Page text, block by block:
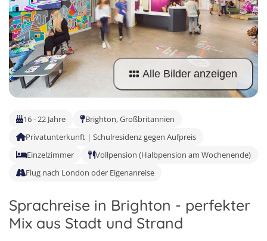
Skilager
Snowboard-Lager
Waadt
Wallis
Zürich
Englisch Sprachferien Malta
Italienisch Sprachferien Italien
Sprachferien in Österreich
Österreich
Holland
USA
5
Alle Bilder anzeigen
16 - 22 Jahre
Brighton, Großbritannien
Privatunterkunft | Schulresidenz gegen Aufpreis
Einzelzimmer
Vollpension (Halbpension am Wochenende)
Flug nach London oder Eigenanreise
Sprachreise in Brighton - perfekter
Mix aus Stadt und Strand